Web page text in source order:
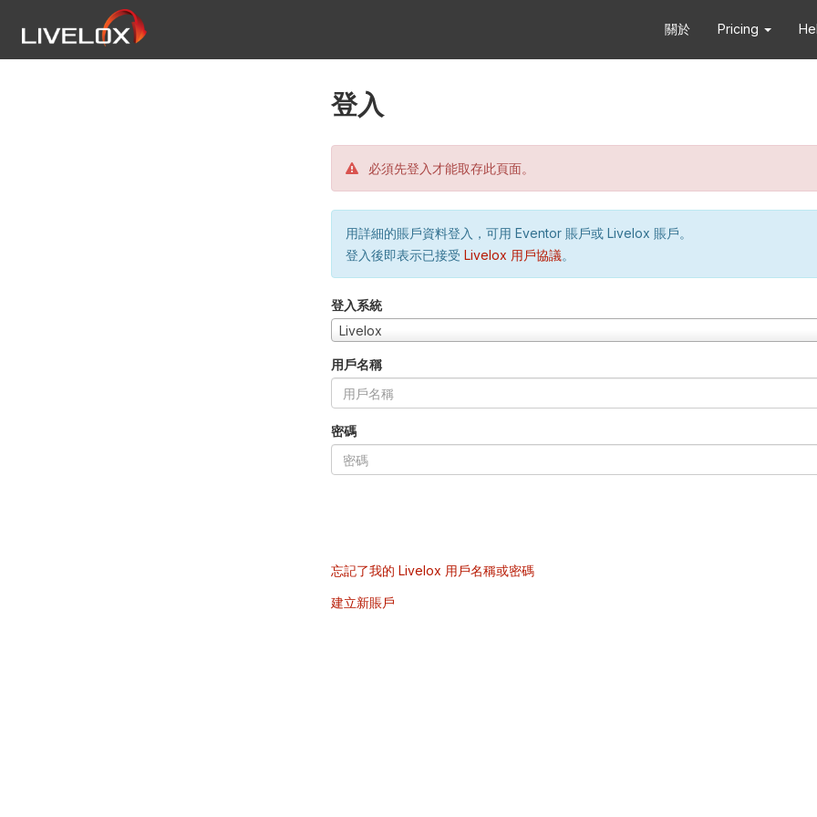
關於 Pricing
登入
必須先登入才能取存此頁面。
用詳細的賬戶資料登入，可用 Eventor 賬戶或 Livelox 賬戶。
登入後即表示已接受 Livelox 用戶協議。
登入系統
Livelox
用戶名稱
密碼
忘記了我的 Livelox 用戶名稱或密碼
建立新賬戶